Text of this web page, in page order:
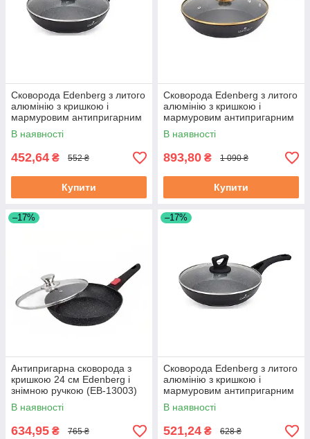
Сковорода Edenberg з литого
алюмінію з кришкою і
мармуровим антипригарним
покриттям 18 см (EB-7451)
В наявності
452,64 ₴ 552 ₴
Купити
Сковорода Edenberg з литого
алюмінію з кришкою і
мармуровим антипригарним
покриттям 28 см (EB-3420)
В наявності
893,80 ₴ 1 090 ₴
Купити
–17%
Антипригарна сковорода з
кришкою 24 см Edenberg і
знімною ручкою (EB-13003)
В наявності
634,95 ₴ 765 ₴
–17%
Сковорода Edenberg з литого
алюмінію з кришкою і
мармуровим антипригарним
покриттям 22 см (EB-7453)
В наявності
521,24 ₴ 628 ₴